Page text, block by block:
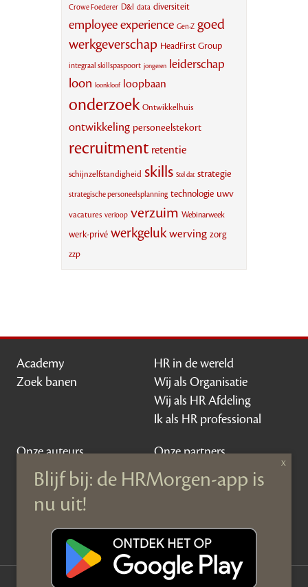
Crowe Foederer D&I data diversiteit
employee experience Gen-Z goed
werkgeverschap HeadFirst Group
integraal skillspaspoort jongeren leiderschap
loon loonkloof loopbaan
onderzoek Ontwikkelhuis
ontwikkeling personeelstekort
recruitment retentie
schijnzelfstandigheid skills Stel dat strategie
strategische personeelsplanning technologie uwv
vacatures verloop verzuim Webinarweek
werk-privé werkgelukwerving zorg
zzp
Academy
Zoek banen
HR in de wereld
Wij als Organisatie
Wij als HR Afdeling
Ik als HR professional
Onze auteurs
Onze partners
Sponsoring
Over HRMorgen